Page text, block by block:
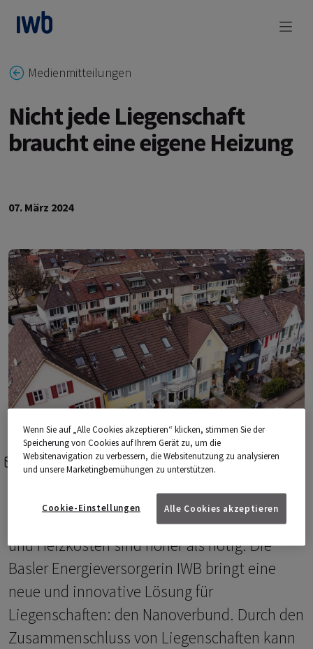
zum Main Content
Medienmitteilungen
Nicht jede Liegenschaft
braucht eine eigene Heizung
07. März 2024
e-mailshare-icons
Ein grosser Teil der Heizungen in der Schweiz
ist überdimensioniert. Folge: Installations-
und Heizkosten sind höher als nötig. Die
Basler Energieversorgerin IWB bringt eine
neue und innovative Lösung für
Liegenschaften: den Nanoverbund. Durch den
Zusammenschluss von Liegenschaften kann
Wenn Sie auf „Alle Cookies akzeptieren“ klicken, stimmen Sie der
Speicherung von Cookies auf Ihrem Gerät zu, um die
Websitenavigation zu verbessern, die Websitenutzung zu analysieren
und unsere Marketingbemühungen zu unterstützen.
Alle Cookies akzeptieren
Cookie-Einstellungen